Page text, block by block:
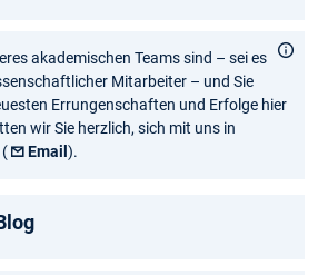
akademischen Teams sind – sei es
Mitarbeiter – und Sie
Errungenschaften und Erfolge hier
wir Sie herzlich, sich mit uns in
(
Email).